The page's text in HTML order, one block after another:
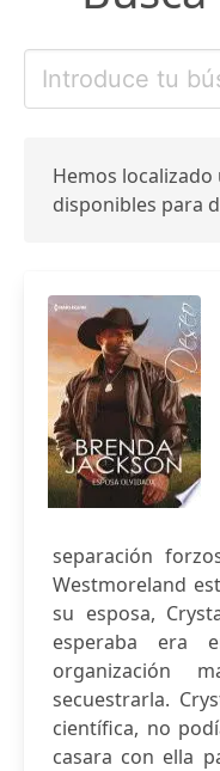
Hemos
disponibles para
separación
Westmoreland
su esposa,
esperaba era
organización
secuestrarla.
científica, no
casara con ella